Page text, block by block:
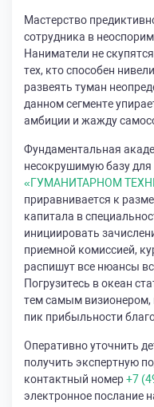
Мастерство
сотрудника в
Наниматели не
тех, кто способен
развеять туман
данном сегменте
амбиции и жажду
Фундаментальная
несокрушимую базу
«ГУМАНИТАРНОМ
приравнивается к
капитала в
инициировать
приемной комиссией,
распишут все нюансы
Погрузитесь в океан
тем самым
пик прибыльности
Оперативно уточнить
получить экспертную
контактный номер+7
электронное послание